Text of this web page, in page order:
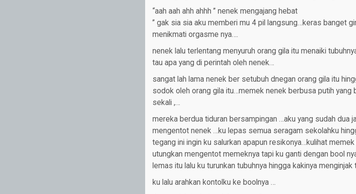
“aah aah ahh ahhh ” nenek mengajang hebat
” gak sia sia aku memberi mu 4 pil langsung…keras banget
menikmati orgasme nya….
nenek lalu terlentang menyuruh orang gila itu menaiki
tau apa yang di perintah oleh nenek…
sangat lah lama nenek ber setubuh dnegan orang gila itu
sodok oleh orang gila itu…memek nenek berbusa putih yang
sekali ,…
mereka berdua tiduran bersampingan …aku yang sudah dua
mengentot nenek …ku lepas semua seragam sekolahku
tegang ini ingin ku salurkan apapun resikonya…kulihat
utungkan mengentot memeknya tapi ku ganti dengan bool
lemas itu lalu ku turunkan tubuhnya hingga kakinya menginjak
ku lalu arahkan kontolku ke boolnya …